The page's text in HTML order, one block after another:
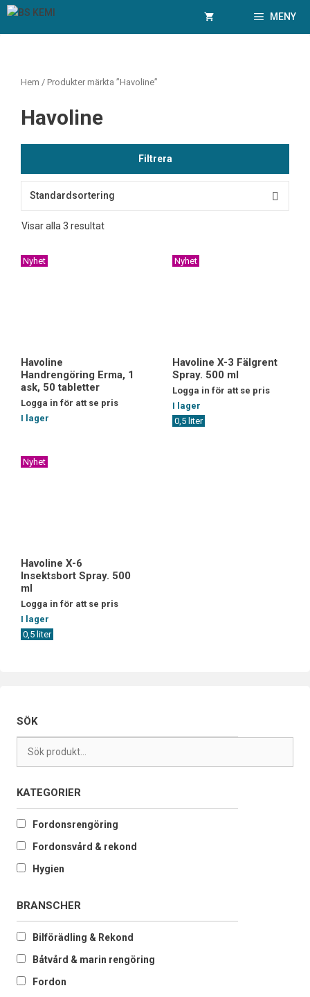
Hoppa
innehåll
MENY
Hem / Produkter märkta ”Havoline”
Havoline
Filtrera
Visar alla 3 resultat
Nyhet
Havoline
Handrengöring Erma, 1
ask, 50 tabletter
Logga in för att se pris
I lager
Nyhet
Havoline X-3 Fälgrent
Spray. 500 ml
Logga in för att se pris
I lager
0,5 liter
Nyhet
Havoline X-6
Insektsbort Spray. 500
ml
Logga in för att se pris
I lager
0,5 liter
SÖK
KATEGORIER
Fordonsrengöring
Fordonsvård & rekond
Hygien
BRANSCHER
Bilförädling & Rekond
Båtvård & marin rengöring
Fordon